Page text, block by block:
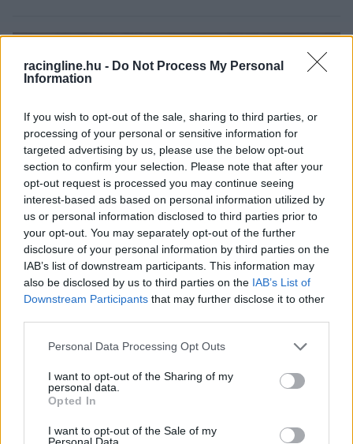
racingline.hu - Do Not Process My Personal
Information
If you wish to opt-out of the sale, sharing to third parties, or
processing of your personal or sensitive information for
targeted advertising by us, please use the below opt-out
section to confirm your selection. Please note that after your
opt-out request is processed you may continue seeing
interest-based ads based on personal information utilized by
us or personal information disclosed to third parties prior to
your opt-out. You may separately opt-out of the further
disclosure of your personal information by third parties on the
IAB’s list of downstream participants. This information may
also be disclosed by us to third parties on the IAB’s List of
Downstream Participants that may further disclose it to other
Please note that this website/app uses one or more Google
not limited to your visit or usage behaviour. You may click to
grant or deny consent to Google and its third-party tags to
use your data for below specified purposes in below Google
consent section.
Personal Data Processing Opt Outs
I want to opt-out of the Sharing of my
personal data.
Opted In
I want to opt-out of the Sale of my
Personal Data.
FORMA-1 / 2026. JÚN. 18.
Ez megengedhetetlen – mi folyik a
Mercedesnél?
ben, de visszatérő megbízhatósági gondjai miatt korántsem
lehet nyugodt.